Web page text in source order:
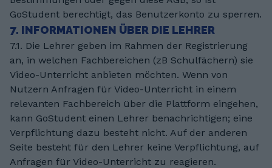
GoStudent berechtigt, das Benutzerkonto zu sperren.
7. INFORMATIONEN ÜBER DIE LEHRER
7.1. Die Lehrer geben im Rahmen der Registrierung
an, in welchen Fachbereichen (zB Schulfächern) sie
Video-Unterricht anbieten möchten. Wenn von
Nutzern Anfragen für Video-Unterricht in einem
relevanten Fachbereich über die Plattform eingehen,
kann GoStudent einen Lehrer benachrichtigen; eine
Verpflichtung dazu besteht nicht. Auf der anderen
Seite besteht für den Lehrer keine Verpflichtung, auf
Anfragen für Video-Unterricht zu reagieren.